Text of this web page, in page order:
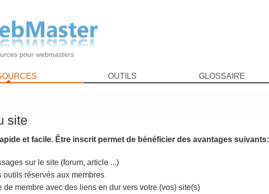
pour webmasters
OUTILS GLOSSAIRE
site
et facile. Être inscrit permet de bénéficier des avantages suivants:
sur le site (forum, article ...)
outils réservés aux membres
de membre avec des liens en dur vers votre (vos) site(s)